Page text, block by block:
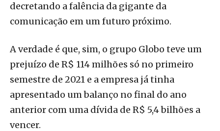
decretando a falência da gigante da
comunicação em um futuro próximo.
A verdade é que, sim, o grupo Globo teve um
prejuízo de R$ 114 milhões só no primeiro
semestre de 2021 e a empresa já tinha
apresentado um balanço no final do ano
anterior com uma dívida de R$ 5,4 bilhões a
vencer.